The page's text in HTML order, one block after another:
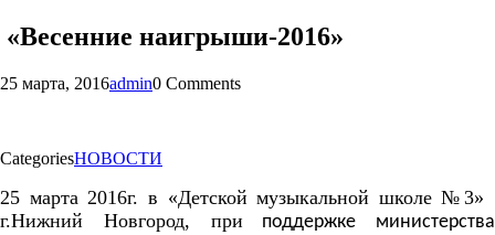
«Весенние наигрыши-2016»
25 марта, 2016admin0 Comments
CategoriesНОВОСТИ
25 марта 2016г. в «Детской музыкальной школе №3»
г.Нижний Новгород, при поддержке министерства